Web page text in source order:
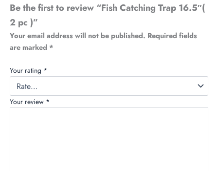
Be the first to review “Fish Catching Trap 16.5″(
2 pc )”
Your email address will not be published. Required fields
are marked *
Your rating *
Your review *